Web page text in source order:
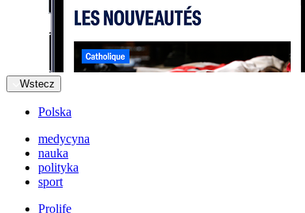
Wstecz
Polska
medycyna
nauka
polityka
sport
Prolife